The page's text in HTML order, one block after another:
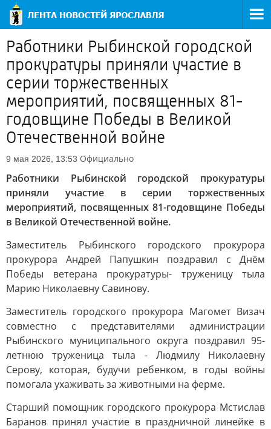
Работники Рыбинской городской
прокуратуры приняли участие в
серии торжественных
мероприятий, посвященных 81-
годовщине Победы в Великой
Отечественной войне
9 мая 2026, 13:53 Официально
Работники Рыбинской городской прокуратуры
приняли участие в серии торжественных
мероприятий, посвященных 81-годовщине Победы
в Великой Отечественной войне.
Заместитель Рыбинского городского прокурора
прокурора Андрей Папушкин поздравил с Днём
Победы ветерана прокуратуры- труженицу тыла
Марию Николаевну Савинову.
Заместитель городского прокурора Магомет Визач
совместно с представителями администрации
Рыбинского муниципального округа поздравил 95-
летнюю труженица тыла - Людмилу Николаевну
Серову, которая, будучи ребенком, в годы войны
помогала ухаживать за животными на ферме.
Старший помощник городского прокурора Мстислав
Баранов принял участие в праздничной линейке в